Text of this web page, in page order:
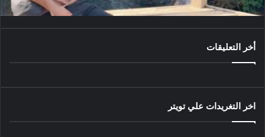
أخر التعليقات
اخر التغريدات علي تويتر